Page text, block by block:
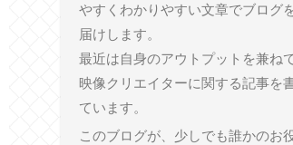
やすくわかりやすい文章でブログ
届けします。
最近は自身のアウトプットを兼ねて
映像クリエイターに関する記事を
ています。
このブログが、少しでも誰かのお